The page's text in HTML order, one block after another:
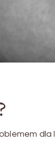
dla